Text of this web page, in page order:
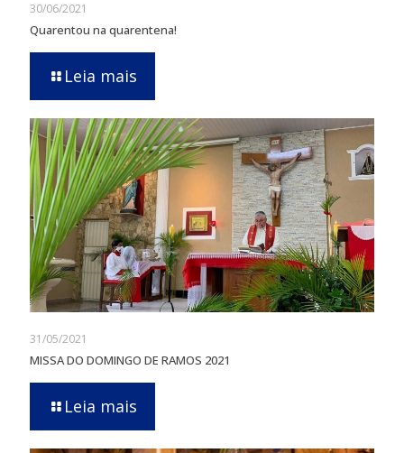
30/06/2021
Quarentou na quarentena!
Leia mais
31/05/2021
MISSA DO DOMINGO DE RAMOS 2021
Leia mais